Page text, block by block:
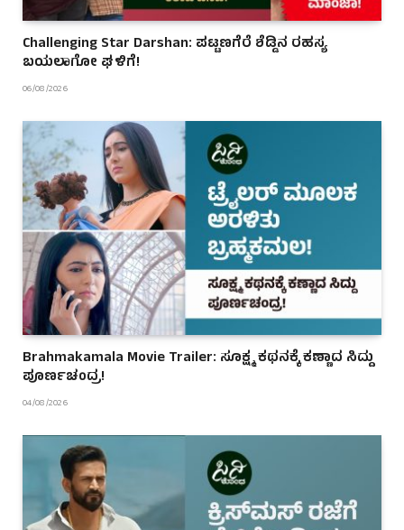
Challenging Star Darshan: ಪಟ್ಟಣಗೆರೆ ಶೆಡ್ಡಿನ ರಹಸ್ಯ
ಬಯಲಾಗೋ ಘಳಿಗೆ!
06/08/2026
Brahmakamala Movie Trailer: ಸೂಕ್ಷ್ಮ ಕಥನಕ್ಕೆ ಕಣ್ಣಾದ ಸಿದ್ದು
ಪೂರ್ಣಚಂದ್ರ!
04/08/2026